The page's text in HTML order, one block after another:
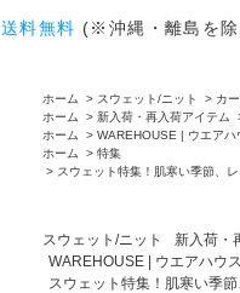
送料無料 (※沖縄・離島を除
ホーム > スウェット/ニット > カ
ホーム
> 新入荷・再入荷アイテム
ホーム
> WAREHOUSE | ウエアハ
ホーム
> 特集
> スウェット特集！肌寒い季節、
スウェット/ニット 新入荷・
WAREHOUSE | ウエアハウス
スウェット特集！肌寒い季